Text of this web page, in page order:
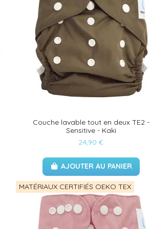
Couche lavable tout en deux TE2 -
Sensitive - Kaki
24,90 €
AJOUTER AU PANIER
MATÉRIAUX CERTIFIÉS OEKO TEX